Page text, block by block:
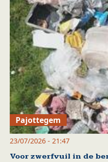
Pajottegem
23/07/2026 - 21:47
Voor zwerfvuil in de